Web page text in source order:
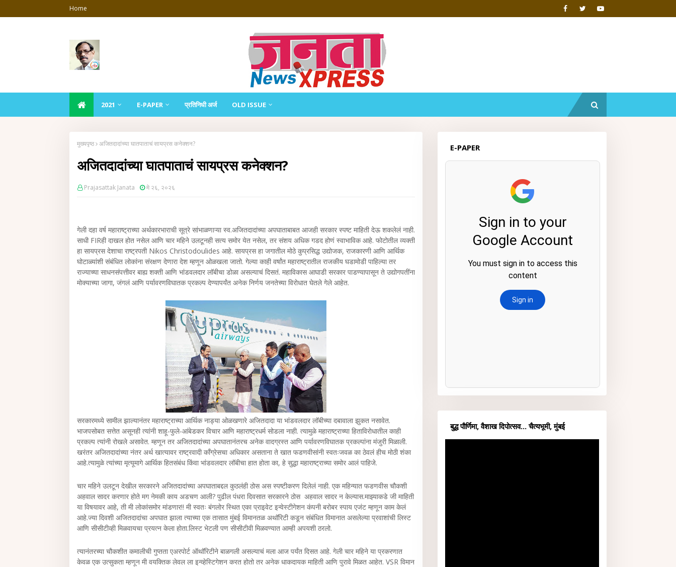
Home
2021 E-PAPER प्रतिनिधी अर्ज OLD ISSUE
मुख्यपृष्ठ अजितदादांच्या घातपाताचं सायप्रस कनेक्शन?
अजितदादांच्या घातपाताचं सायप्रस कनेक्शन?
Prajasattak Janata मे २६, २०२६
गेली दहा वर्ष महाराष्ट्राच्या अर्थकारभाराची सूत्रे सांभाळणाऱ्या स्व.अजितदादांच्या अपघाताबाबत आजही सरकार स्पष्ट माहिती देऊ शकलेलं नाही.
साधी FIRही दाखल होत नसेल आणि चार महिने उलटूनही सत्य समोर येत नसेल, तर संशय अधिक गडद होणं स्वाभाविक आहे. फोटोतील व्यक्ती
हा सायप्रस देशाचा राष्ट्रपती Nikos Christodoulides आहे. सायप्रस हा जगातील मोठे कुप्रसिद्ध उद्योजक, राजकारणी आणि आर्थिक
घोटाळ्यांशी संबंधित लोकांना संरक्षण देणारा देश म्हणून ओळखला जातो. गेल्या काही वर्षांत महाराष्ट्रातील राजकीय घडामोडी पाहिल्या तर
राज्याच्या साधनसंपत्तीवर बाह्य शक्ती आणि भांडवलदार लॉबीचा डोळा असल्याचं दिसतं. महाविकास आघाडी सरकार पाडण्यापासून ते उद्योगपतींना
मोक्याच्या जागा, जंगलं आणि पर्यावरणविघातक प्रकल्प देण्यापर्यंत अनेक निर्णय जनतेच्या विरोधात घेतले गेले आहेत.
सरकारमध्ये सामील झाल्यानंतर महाराष्ट्राच्या आर्थिक नाड्या ओळखणारे अजितदादा या भांडवलदार लॉबीच्या दबावाला झुकत नसावेत.
भाजपसोबत सत्तेत असूनही त्यांनी शाहू-फुले-आंबेडकर विचार आणि महाराष्ट्रधर्म सोडला नाही. त्यामुळे महाराष्ट्राच्या हिताविरोधातील काही
प्रकल्प त्यांनी रोखले असावेत. म्हणून तर अजितदादांच्या अपघातानंतरच अनेक वादग्रस्त आणि पर्यावरणविघातक प्रकल्पांना मंजुरी मिळाली.
खरंतर अजितदादांच्या नंतर अर्थ खात्यावर राष्ट्रवादी काँग्रेसचा अधिकार असताना ते खात फडणवीसांनी स्वतःजवळ का ठेवलं हीच मोठी शंका
आहे.त्यामुळे त्यांच्या मृत्यूमागे आर्थिक हितसंबंध किंवा भांडवलदार लॉबीचा हात होता का, हे सुद्धा महाराष्ट्राच्या समोर आलं पाहिजे.
चार महिने उलटून देखील सरकारने अजितदादांच्या अपघाताबद्दल कुठलंही ठोस अस स्पष्टीकरण दिलेलं नाही. एक महिन्यात फडणवीस चौकशी
अहवाल सादर करणार होते मग नेमकी काय अडचण आली? पुढील पंधरा दिवसात सरकारने ठोस अहवाल सादर न केल्यास.माझ्याकडे जी माहिती
या विषयावर आहे, ती मी लोकांसमोर मांडणार!! मी स्वतः बंगलोर स्थित एका प्राइवेट इन्वेस्टीगेशन कंपनी बरोबर स्पाय एजंट म्हणून काम केलं
आहे.ज्या दिवशी अजितदादांचा अपघात झाला त्याच्या एक तासात मुंबई विमानतळ अथॉरिटी कडून संबंधित विमानात असलेल्या प्रवाशांची लिस्ट
आणि सीसीटीव्ही मिळवायचा प्रयत्न केला होता.लिस्ट भेटली पण सीसीटीवी मिळवण्यात आम्ही अपयशी ठरलो.
त्यानंतरच्या चौकशीत कमालीची गुप्तता एअरपोर्ट ऑथॉरिटीने बाळगली असल्याचं मला आज पर्यंत दिसत आहे. गेली चार महिने या प्रकरणात
केवळ एक उत्सुकता म्हणून मी वयक्तिक लेवल ला इन्व्हेस्टिगेशन करत होतो तर अनेक धाकदायक माहिती आणि पुरावे मिळत आहेत. VSR विमान
E-PAPER
बुद्ध पौर्णिमा, वैशाख दिपोत्सव... चैत्यभूमी, मुंबई